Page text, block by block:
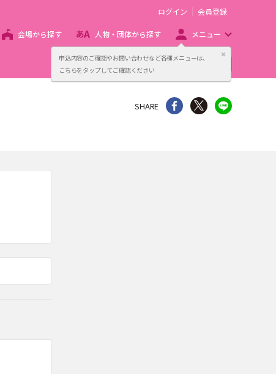
申込内容のご確認やお問い合わせなど各種メニューは、
こちらをタップしてご確認ください
閉じる
ログイン 会員登録
会場から探す 人物・団体から探す メニュー
主催者向け販売サービス
SHARE シェア Twitter